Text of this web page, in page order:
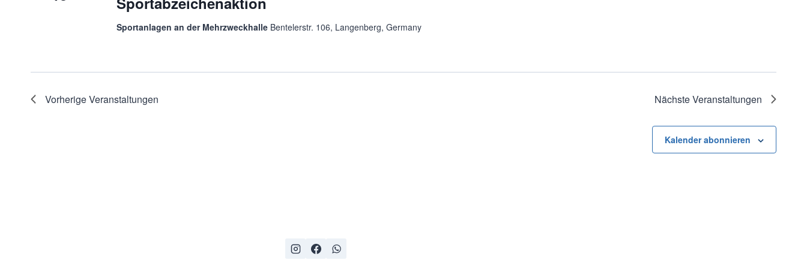
Sportanlagen an der Mehrzweckhalle Bentelerstr. 106, Langenberg, Germany
VorherigeVeranstaltungen NächsteVeranstaltungen
Kalender abonnieren